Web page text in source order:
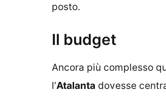
posto.
Il budget
Ancora più complesso
l’Atalanta dovesse